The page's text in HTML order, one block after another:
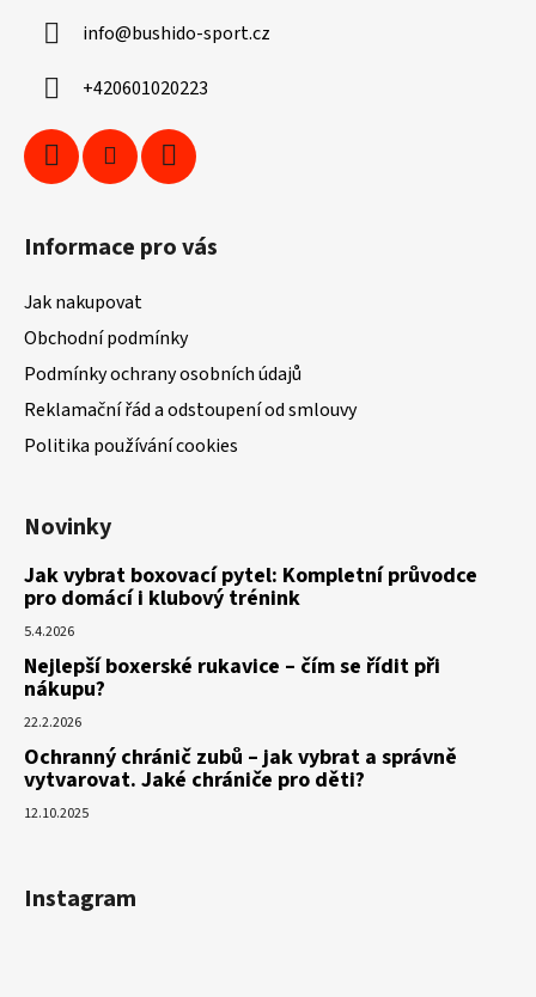
info@bushido-sport.cz
+420601020223
Informace pro vás
Jak nakupovat
Obchodní podmínky
Podmínky ochrany osobních údajů
Reklamační řád a odstoupení od smlouvy
Politika používání cookies
Novinky
Jak vybrat boxovací pytel: Kompletní průvodce
pro domácí i klubový trénink
5.4.2026
Nejlepší boxerské rukavice – čím se řídit při
nákupu?
22.2.2026
Ochranný chránič zubů – jak vybrat a správně
vytvarovat. Jaké chrániče pro děti?
12.10.2025
Instagram